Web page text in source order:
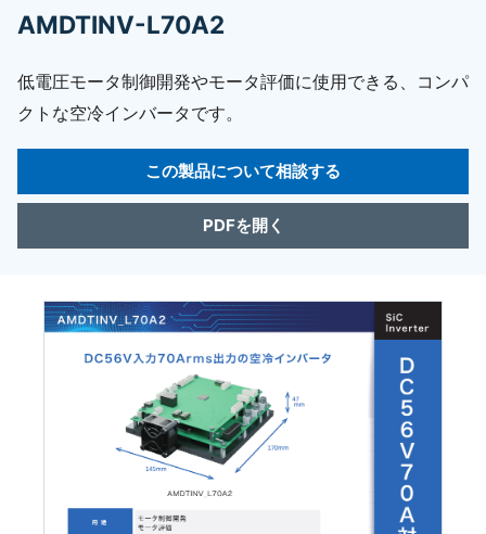
AMDTINV-L70A2
低電圧モータ制御開発やモータ評価に使用できる、コンパ
クトな空冷インバータです。
この製品について相談する
PDFを開く